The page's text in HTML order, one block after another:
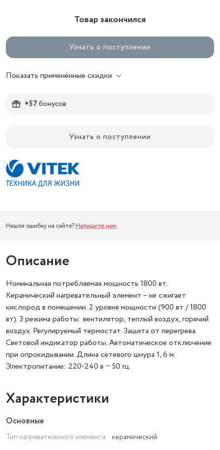
Товар закончился
Узнать о поступлении
Показать применённые скидки
+57бонусов
Узнать о поступлении
Нашли ошибку на сайте? Напишите нам.
Описание
Номинальная потребляемая мощность 1800 вт.
Керамический нагревательный элемент – не сжигает
кислород в помещении. 2 уровня мощности (900 вт / 1800
вт). 3 режима работы: вентилятор, теплый воздух, горячий
воздух. Регулируемый термостат. Защита от перегрева.
Световой индикатор работы. Автоматическое отключение
при опрокидывании. Длина сетевого шнура 1, 6 м.
Электропитание: 220-240 в ~ 50 гц.
Характеристики
Основные
Тип нагревательного элемента
керамический